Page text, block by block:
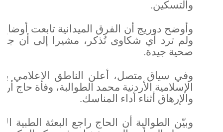
والتسكين.
وأوضح دوريج أن الفرق الميدانية تابعت
ولم ترد أي شكاوى تُذكر، مشيرا إلى أن
صحية جيدة.
وفي سياق متصل، أعلن الناطق الإعلامي
والإرهاق أثناء أداء المناسك.
وبيّن الطوالبة أن الحاج راجع البعثة